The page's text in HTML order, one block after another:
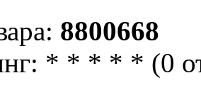
8800668
* * * * * (0